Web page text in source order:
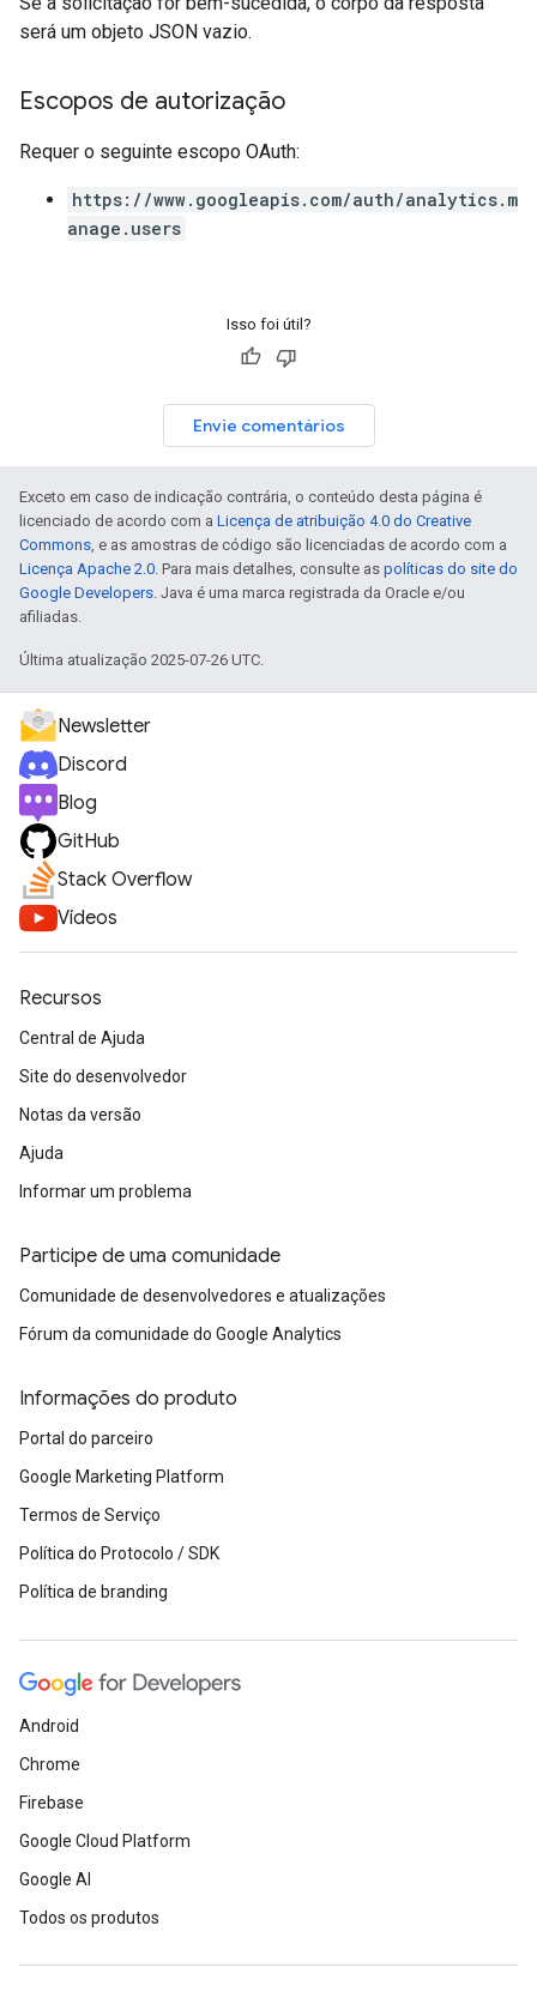
será um objeto JSON vazio.
Escopos de autorização
Requer o seguinte escopo OAuth:
https://www.googleapis.com/auth/analytics.m
anage.users
Isso foi útil?
Envie comentários
Exceto em caso de indicação contrária, o conteúdo desta página é
licenciado de acordo com a Licença de atribuição 4.0 do Creative
Commons, e as amostras de código são licenciadas de acordo com a
Licença Apache 2.0. Para mais detalhes, consulte as políticas do site do
Google Developers. Java é uma marca registrada da Oracle e/ou
afiliadas.
Última atualização 2025-07-26 UTC.
Newsletter
Discord
Blog
GitHub
Stack Overflow
Vídeos
Recursos
Central de Ajuda
Site do desenvolvedor
Notas da versão
Ajuda
Informar um problema
Participe de uma comunidade
Comunidade de desenvolvedores e atualizações
Fórum da comunidade do Google Analytics
Informações do produto
Portal do parceiro
Google Marketing Platform
Termos de Serviço
Política do Protocolo / SDK
Política de branding
Android
Chrome
Firebase
Google Cloud Platform
Google AI
Todos os produtos